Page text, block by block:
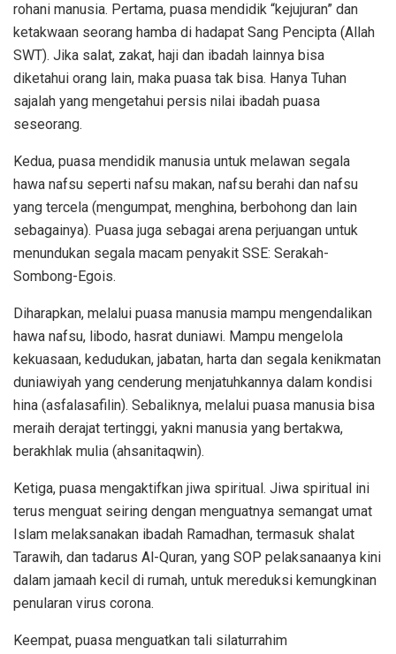
rohani manusia. Pertama, puasa mendidik “kejujuran” dan
ketakwaan seorang hamba di hadapat Sang Pencipta (Allah
SWT). Jika salat, zakat, haji dan ibadah lainnya bisa
diketahui orang lain, maka puasa tak bisa. Hanya Tuhan
sajalah yang mengetahui persis nilai ibadah puasa
seseorang.
Kedua, puasa mendidik manusia untuk melawan segala
hawa nafsu seperti nafsu makan, nafsu berahi dan nafsu
yang tercela (mengumpat, menghina, berbohong dan lain
sebagainya). Puasa juga sebagai arena perjuangan untuk
menundukan segala macam penyakit SSE: Serakah-
Sombong-Egois.
Diharapkan, melalui puasa manusia mampu mengendalikan
hawa nafsu, libodo, hasrat duniawi. Mampu mengelola
kekuasaan, kedudukan, jabatan, harta dan segala kenikmatan
duniawiyah yang cenderung menjatuhkannya dalam kondisi
hina (asfalasafilin). Sebaliknya, melalui puasa manusia bisa
meraih derajat tertinggi, yakni manusia yang bertakwa,
berakhlak mulia (ahsanitaqwin).
Ketiga, puasa mengaktifkan jiwa spiritual. Jiwa spiritual ini
terus menguat seiring dengan menguatnya semangat umat
Islam melaksanakan ibadah Ramadhan, termasuk shalat
Tarawih, dan tadarus Al-Quran, yang SOP pelaksanaanya kini
dalam jamaah kecil di rumah, untuk mereduksi kemungkinan
penularan virus corona.
Keempat, puasa menguatkan tali silaturrahim